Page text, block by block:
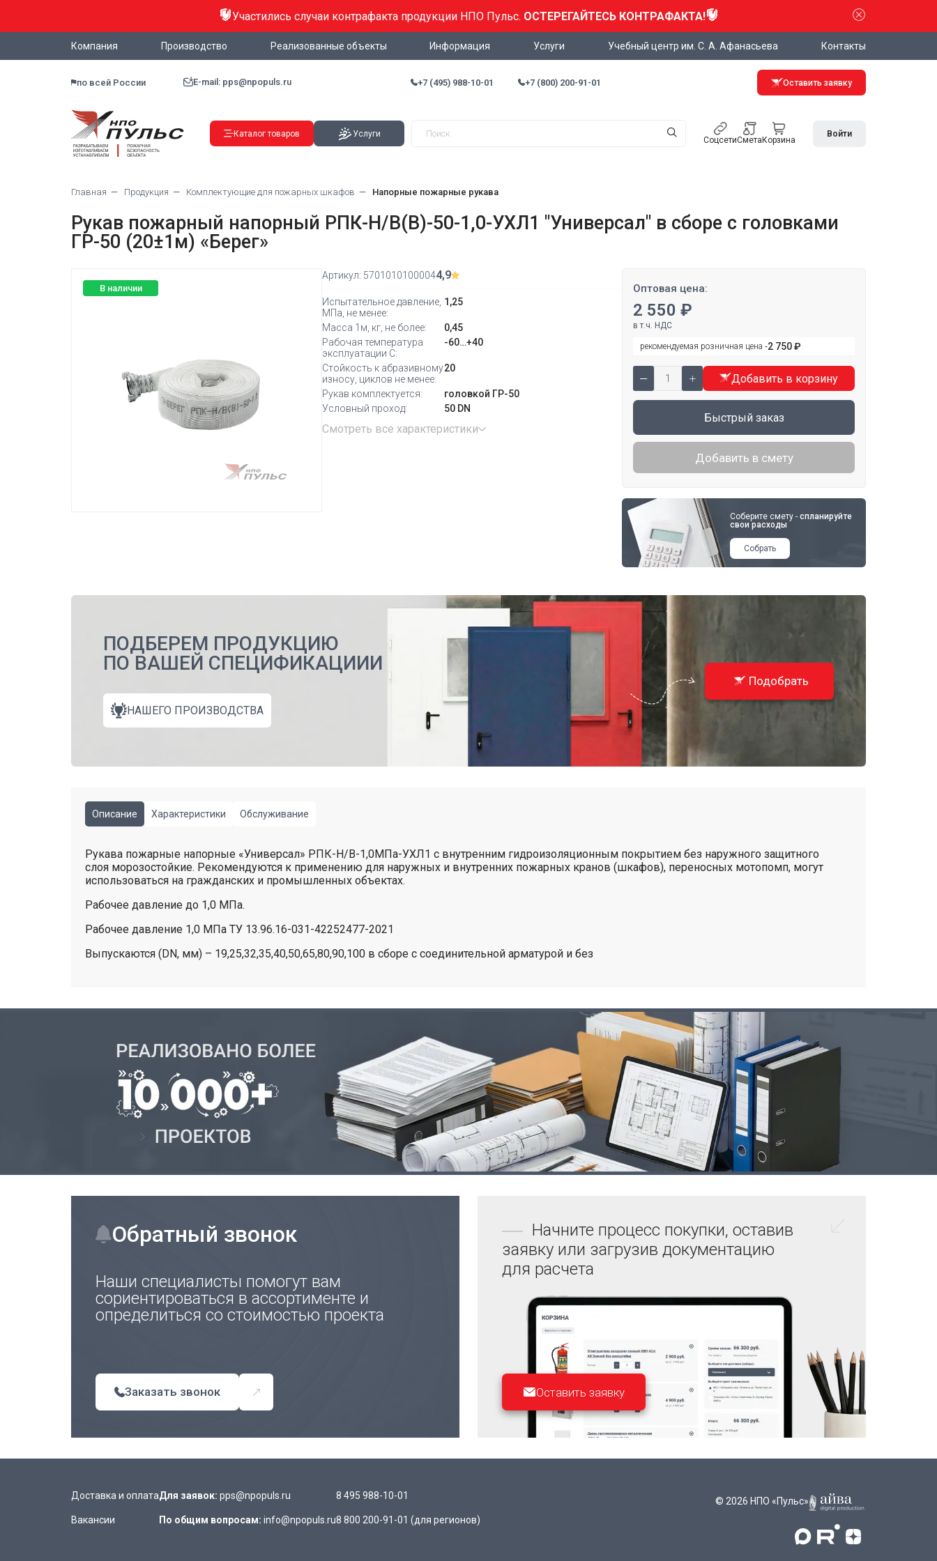
Участились случаи контрафакта продукции НПО Пульс. ОСТЕРЕГАЙТЕСЬ КОНТРАФАКТА!
Компания Производство Реализованные объекты Информация Услуги Учебный центр им. С. А. Афанасьева Контакты
по всей России E-mail: pps@npopuls.ru +7 (495) 988-10-01 +7 (800) 200-91-01 Оставить заявку
Каталог товаров Услуги
СоцсетиСмета Корзина
Войти
Главная Продукция Комплектующие для пожарных шкафов Напорные пожарные рукава
Рукав пожарный напорный РПК-Н/В(В)-50-1,0-УХЛ1 "Универсал" в сборе с головками
ГР-50 (20±1м) «Берег»
В наличии
Артикул: 57010101000044,9
Испытательное давление,
МПа, не менее:
1,25
Масса 1м, кг, не более:
0,45
Рабочая температура
эксплуатации С:
-60…+40
Стойкость к абразивному
износу, циклов не менее:
20
Рукав комплектуется:
головкой ГР-50
Условный проход:
50 DN
Смотреть все характеристики
Оптовая цена:
2 550 ₽
в т.ч. НДС
рекомендуемая розничная цена ‐2 750 ₽
Добавить в корзину
Быстрый заказ
Добавить в смету
Соберите смету - спланируйте
свои расходы
Собрать
ПОДБЕРЕМ ПРОДУКЦИЮ
ПО ВАШЕЙ СПЕЦИФИКАЦИИИ
НАШЕГО ПРОИЗВОДСТВА
Подобрать
Описание Характеристики Обслуживание
Рукава пожарные напорные «Универсал» РПК-Н/В-1,0МПа-УХЛ1 с внутренним гидроизоляционным покрытием без наружного защитного
слоя морозостойкие. Рекомендуются к применению для наружных и внутренних пожарных кранов (шкафов), переносных мотопомп, могут
использоваться на гражданских и промышленных объектах.
Рабочее давление до 1,0 МПа.
Рабочее давление 1,0 МПа ТУ 13.96.16-031-42252477-2021
Выпускаются (DN, мм) – 19,25,32,35,40,50,65,80,90,100 в сборе с соединительной арматурой и без
Обратный звонок
Наши специалисты помогут вам
сориентироваться в ассортименте и
определиться со стоимостью проекта
Заказать звонок
Начните процесс покупки, оставив
заявку или загрузив документацию
для расчета
Оставить заявку
Доставка и оплата
Вакансии
Для заявок: pps@npopuls.ru
По общим вопросам: info@npopuls.ru
8 495 988-10-01
8 800 200-91-01 (для регионов)
© 2026 НПО «Пульс»